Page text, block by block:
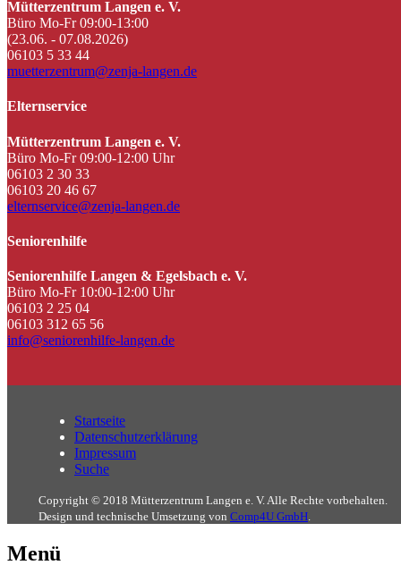
Mütterzentrum Langen e. V.
Büro Mo-Fr 09:00-13:00
(23.06. - 07.08.2026)
06103 5 33 44
muetterzentrum@zenja-langen.de
Elternservice
Mütterzentrum Langen e. V.
Büro Mo-Fr 09:00-12:00 Uhr
06103 2 30 33
06103 20 46 67
elternservice@zenja-langen.de
Seniorenhilfe
Seniorenhilfe Langen & Egelsbach e. V.
Büro Mo-Fr 10:00-12:00 Uhr
06103 2 25 04
06103 312 65 56
info@seniorenhilfe-langen.de
Startseite
Datenschutzerklärung
Impressum
Suche
Copyright © 2018 Mütterzentrum Langen e. V. Alle Rechte vorbehalten.
Design und technische Umsetzung von Comp4U GmbH.
Menü